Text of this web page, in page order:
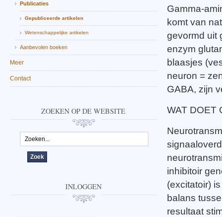
Gamma-
komt van
gevormd uit
enzym
blaasjes
neuron =
GABA, zijn
WAT DOET
inhibitoir
(excitatoir)
balans
resultaat
Publicaties
Gepubliceerde artikelen
Wetenschappelijke artikelen
Aanbevolen boeken
Meer
Contact
ZOEKEN OP DE WEBSITE
INLOGGEN